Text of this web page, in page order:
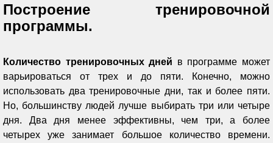
Построение тренировочной
программы.
Количество тренировочных дней в программе может
варьироваться от трех и до пяти. Конечно, можно
использовать два тренировочные дни, так и более пяти.
Но, большинству людей лучше выбирать три или четыре
дня. Два дня менее эффективны, чем три, а более
четырех уже занимает большое количество времени.